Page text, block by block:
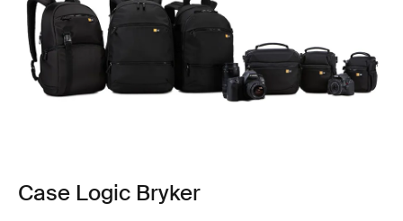
Case Logic Bryker